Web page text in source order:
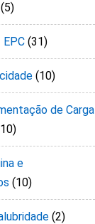
(5)
EPC (31)
(10)
de Carga
e
(10)
(2)